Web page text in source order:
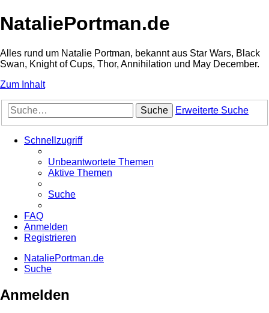
NataliePortman.de
Alles rund um Natalie Portman, bekannt aus Star Wars, Black
Swan, Knight of Cups, Thor, Annihilation und May December.
Zum Inhalt
Suche Erweiterte Suche
Schnellzugriff
Unbeantwortete Themen
Aktive Themen
Suche
FAQ
Anmelden
Registrieren
NataliePortman.de
Suche
Anmelden